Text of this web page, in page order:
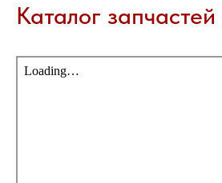
Каталог запчастей